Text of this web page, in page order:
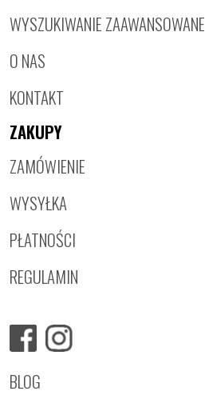
WYSZUKIWANIE ZAAWANSOWANE
O NAS
KONTAKT
ZAKUPY
ZAMÓWIENIE
WYSYŁKA
PŁATNOŚCI
REGULAMIN
BLOG